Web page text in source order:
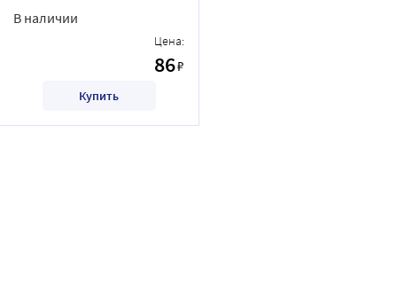
В наличии
Цена:
86₽
Купить